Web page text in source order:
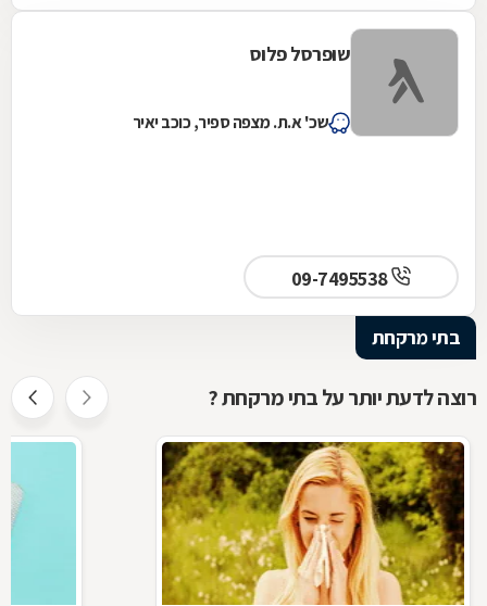
שופרסל פלוס
שכ' א.ת. מצפה ספיר, כוכב יאיר
09-7495538
בתי מרקחת
רוצה לדעת יותר על בתי מרקחת ?